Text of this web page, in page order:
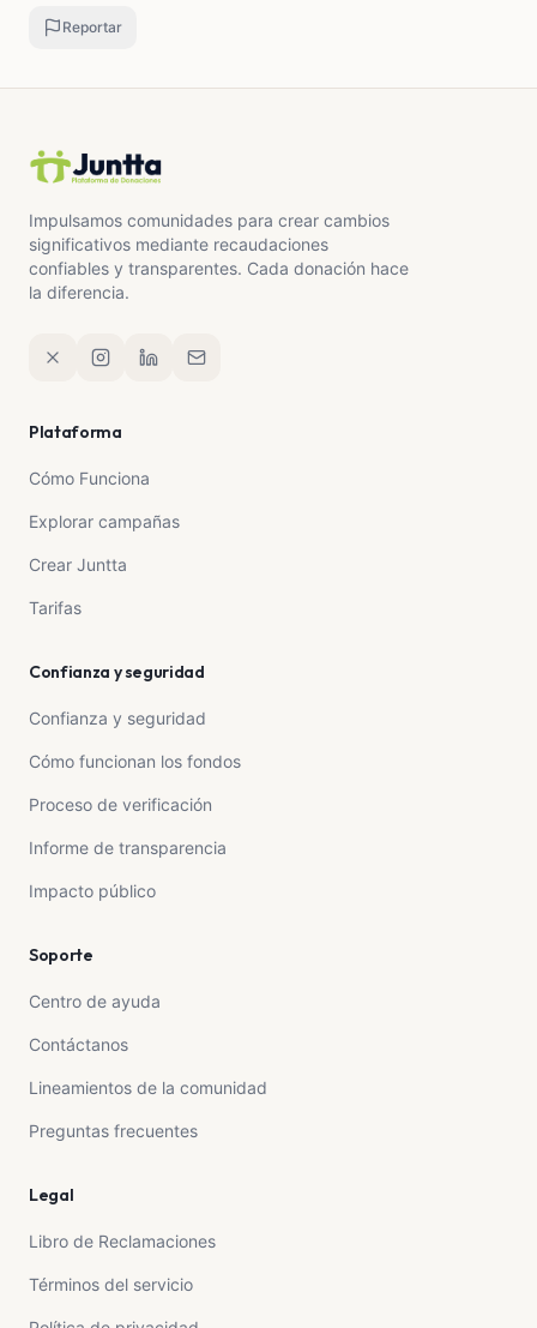
Reportar
Impulsamos comunidades para crear cambios
significativos mediante recaudaciones
confiables y transparentes. Cada donación hace
la diferencia.
Plataforma
Cómo Funciona
Explorar campañas
Crear Juntta
Tarifas
Confianza y seguridad
Confianza y seguridad
Cómo funcionan los fondos
Proceso de verificación
Informe de transparencia
Impacto público
Soporte
Centro de ayuda
Contáctanos
Lineamientos de la comunidad
Preguntas frecuentes
Legal
Libro de Reclamaciones
Términos del servicio